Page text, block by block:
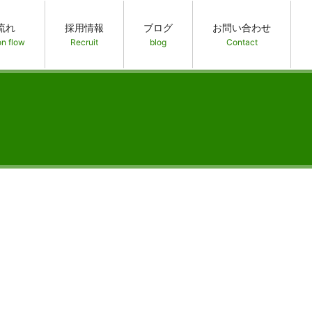
れ
flow
採用情報
Recruit
ブログ
blog
お問い合わせ
Contact